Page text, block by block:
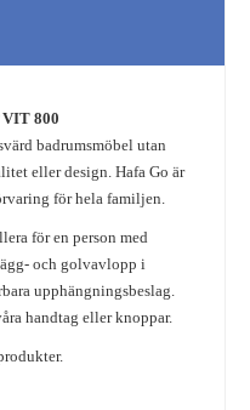
800
badrumsmöbel utan
eller design. Hafa Go är
för hela familjen.
för en person med
och golvavlopp i
upphängningsbeslag.
handtag eller knoppar.